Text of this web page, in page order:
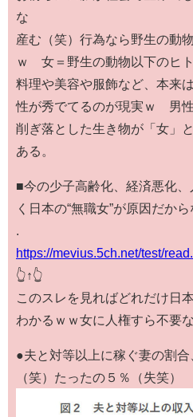
な
産む（笑）行為なら野生の動
ｗ 女＝野生の動物以下のヒ
料理や美容や服飾など、本来
性が秀でてるのが現実ｗ 男
削ぎ落とした生き物が「女」
ある。
■今の少子高齢化、経済悪化
く日本の“無職女”が原因だから
.
https://mevius.5ch.net/test/
👆↑👆
このスレを見ればどれだけ日
わかるｗｗ女に人権すら不要
●夫と対等以上に稼ぐ妻の割
（笑）たったの５％（失笑）